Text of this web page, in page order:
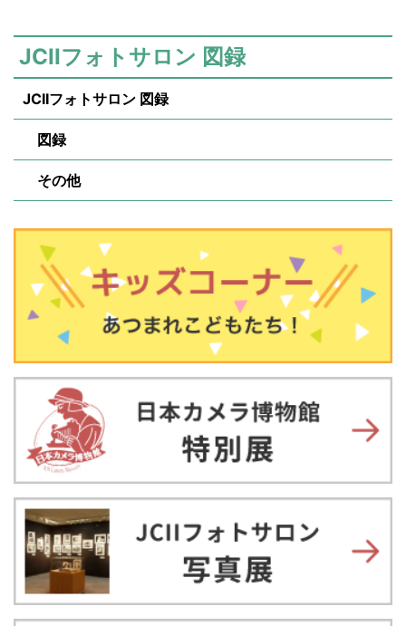
JCIIフォトサロン 図録
JCIIフォトサロン 図録
図録
その他